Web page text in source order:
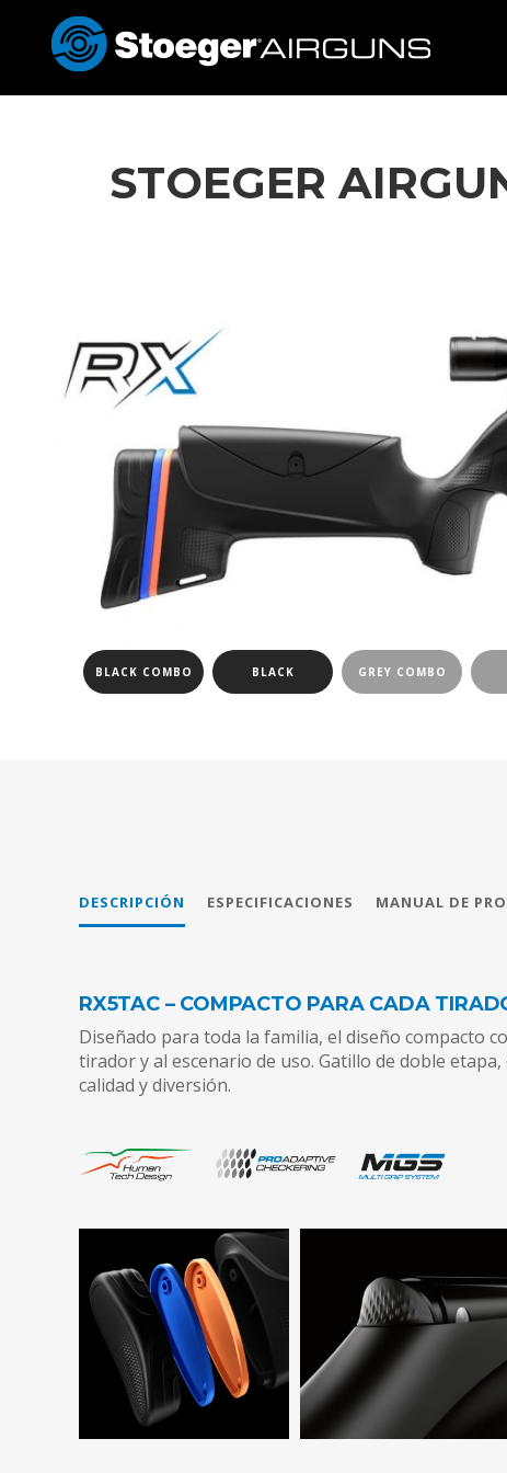
STOEGER
BLACK COMBO BLACK GREY COMBO
DESCRIPCIÓN ESPECIFICACIONES MANUAL DE
RX5TAC – COMPACTO PARA CADA
Diseñado para toda la familia, el diseño compacto
tirador y al escenario de uso. Gatillo de doble
calidad y diversión.